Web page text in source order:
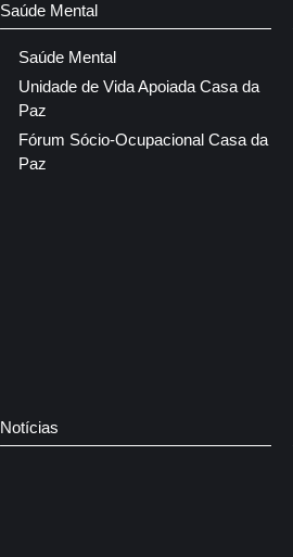
Saúde Mental
Saúde Mental
Unidade de Vida Apoiada Casa da
Paz
Fórum Sócio-Ocupacional Casa da
Paz
Notícias